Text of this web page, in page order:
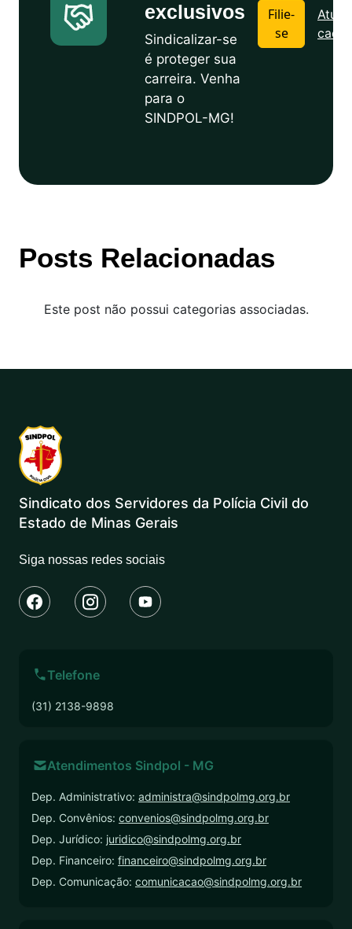
exclusivos
Sindicalizar-se
é proteger sua
carreira. Venha
para o
SINDPOL-MG!
Filie-
se
Posts Relacionadas
Este post não possui categorias associadas.
Sindicato dos Servidores da Polícia Civil do
Estado de Minas Gerais
Siga nossas redes sociais
Telefone
(31) 2138-9898
Atendimentos Sindpol - MG
Dep. Administrativo: administra@sindpolmg.org.br
Dep. Convênios: convenios@sindpolmg.org.br
Dep. Jurídico: juridico@sindpolmg.org.br
Dep. Financeiro: financeiro@sindpolmg.org.br
Dep. Comunicação: comunicacao@sindpolmg.org.br